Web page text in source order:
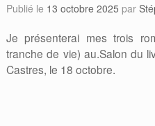
Publié le 13 octobre 2025 par
Je présenterai mes trois
tranche de vie) au.Salon du
Castres, le 18 octobre.